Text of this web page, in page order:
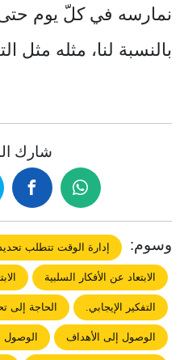
نمارسه في كلّ يوم حتى
بالنسبة لنا، مثله مثل
شارك
وسوم: إدارة الوقت تتطلب
الابتعاد عن اﻷفكار السلبية
التفكير اﻹيجابي. الحاجة إلى
الوصول إلى اﻷهداف الوصول